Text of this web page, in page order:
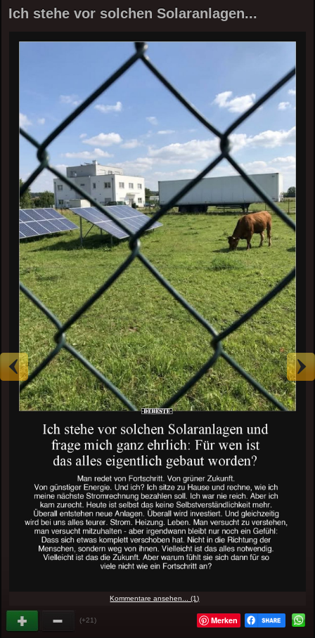
Ich stehe vor solchen Solaranlagen...
Kommentare ansehen... (1)
(+21) Merken